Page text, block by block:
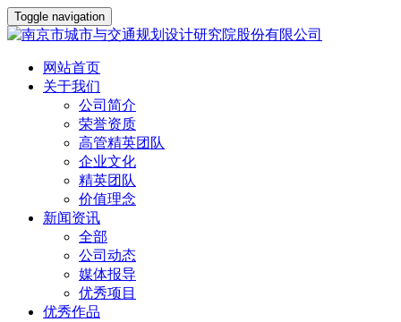
Toggle navigation
网站首页
关于我们
公司简介
荣誉资质
高管精英团队
企业文化
精英团队
价值理念
新闻资讯
全部
公司动态
媒体报导
优秀项目
优秀作品